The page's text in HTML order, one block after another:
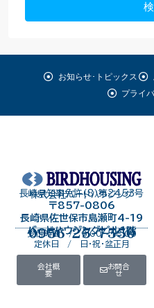
お知らせ･トピックス
プライ
長崎県知事免許（8）第2453号
株式会社バードハウジング
〒857-0806
長崎県佐世保市島瀬町4-19
バードハウジングビル１階
0956-25-7550
受付時間 / 9:00～18:00
定休日 / 日・祝・盆正月
会社概
要
お問合
せ